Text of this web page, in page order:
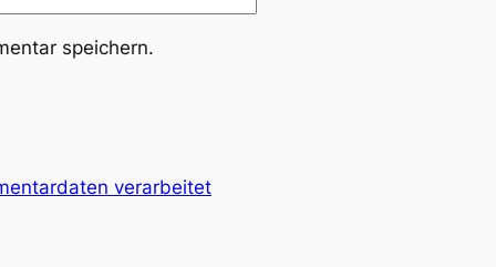
speichern.
verarbeitet